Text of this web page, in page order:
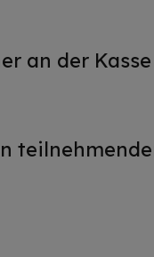
an der